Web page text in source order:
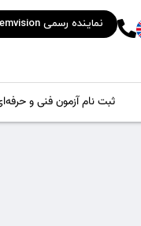
نماینده رسمی Gemvision آمریکا در ایران
ثبت نام آزمون فنی و